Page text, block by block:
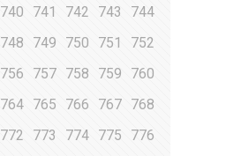
740 741 742 743
744
748 749 750 751
752
756 757 758 759
760
764 765 766 767 768
772 773 774 775
776